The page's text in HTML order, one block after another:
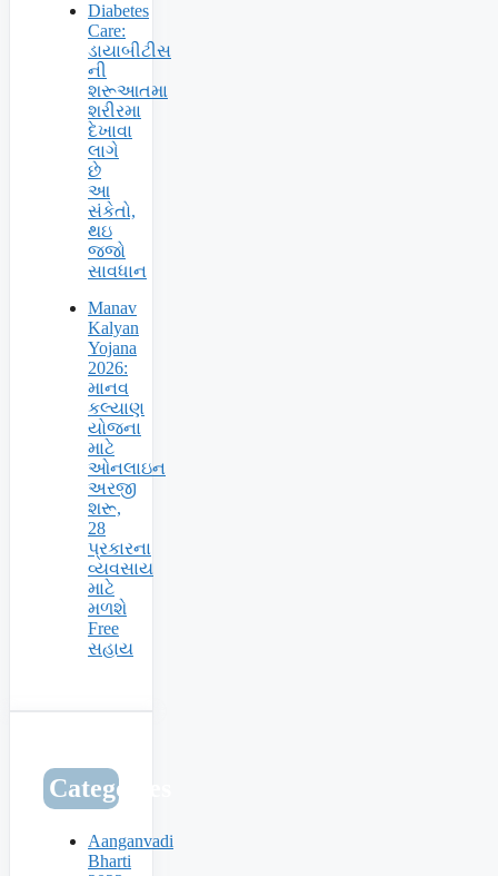
Diabetes
Care:
ડાયાબીટીસ
ની
શરૂઆતમા
શરીરમા
દેખાવા
લાગે
છે
આ
સંકેતો,
થઇ
જજો
સાવધાન
Manav
Kalyan
Yojana
2026:
માનવ
કલ્યાણ
યોજના
માટે
ઓનલાઇન
અરજી
શરૂ,
28
પ્રકારના
વ્યવસાય
માટે
મળશે
Free
સહાય
Categories
Aanganvadi
Bharti